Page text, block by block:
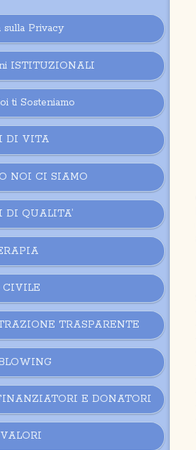
sulla Privacy
ISTITUZIONALI
ti Sosteniamo
DI VITA
NOI CI SIAMO
DI QUALITA’
CIVILE
TRASPARENTE
E DONATORI